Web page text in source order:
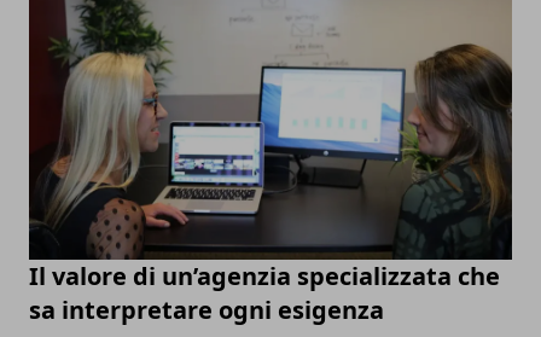
Il valore di un’agenzia specializzata che
sa interpretare ogni esigenza